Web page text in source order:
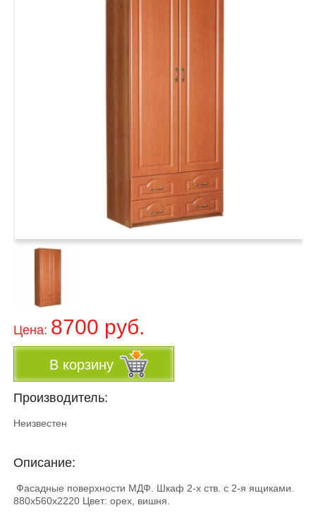
Цена: 8700 руб.
В корзину
Производитель:
Неизвестен
Описание:
Фасадные поверхности МДФ. Шкаф 2-х ств. с 2-я ящиками.
880х560х2220 Цвет: орех, вишня.